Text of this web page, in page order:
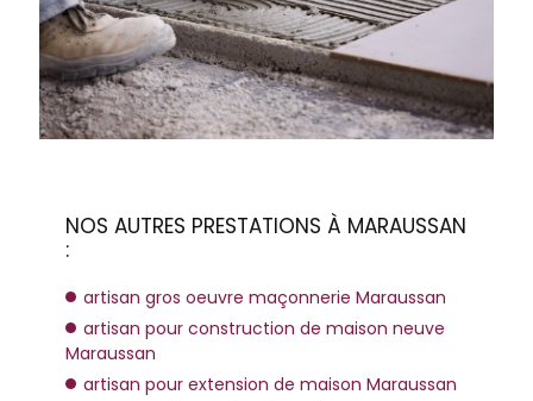
NOS AUTRES PRESTATIONS À MARAUSSAN
:
artisan gros oeuvre maçonnerie Maraussan
artisan pour construction de maison neuve
Maraussan
artisan pour extension de maison Maraussan